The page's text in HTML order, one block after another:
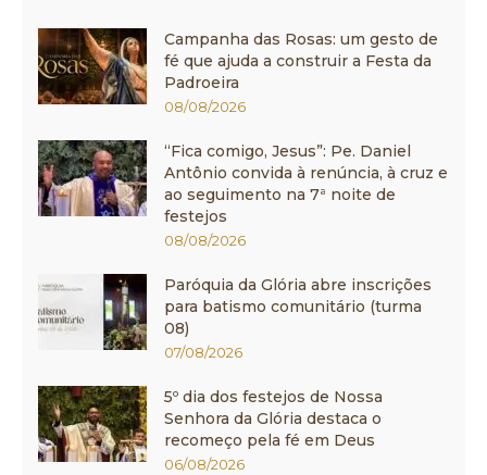
Campanha das Rosas: um gesto de
fé que ajuda a construir a Festa da
Padroeira
08/08/2026
“Fica comigo, Jesus”: Pe. Daniel
Antônio convida à renúncia, à cruz e
ao seguimento na 7ª noite de
festejos
08/08/2026
Paróquia da Glória abre inscrições
para batismo comunitário (turma
08)
07/08/2026
5º dia dos festejos de Nossa
Senhora da Glória destaca o
recomeço pela fé em Deus
06/08/2026